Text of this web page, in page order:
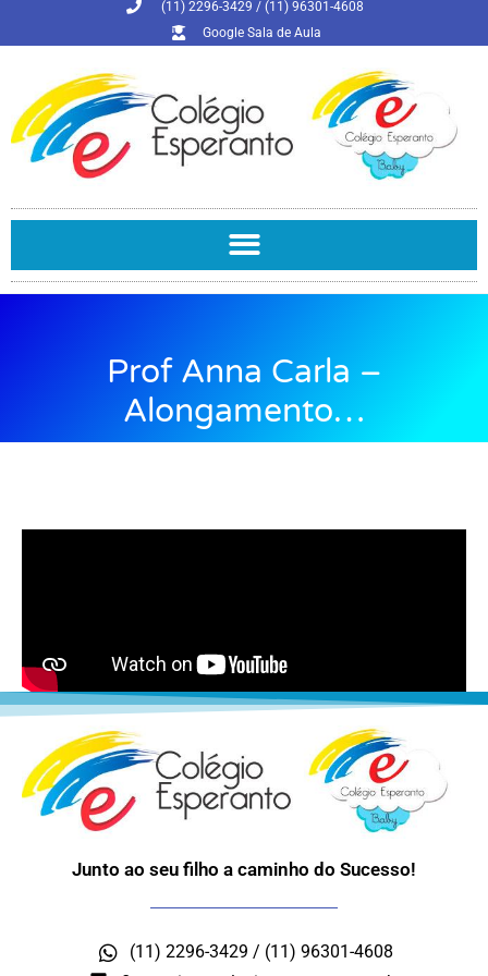
(11) 2296-3429 / (11) 96301-4608
Google Sala de Aula
Prof Anna Carla –
Alongamento…
Junto ao seu filho a caminho do Sucesso!
(11) 2296-3429 / (11) 96301-4608